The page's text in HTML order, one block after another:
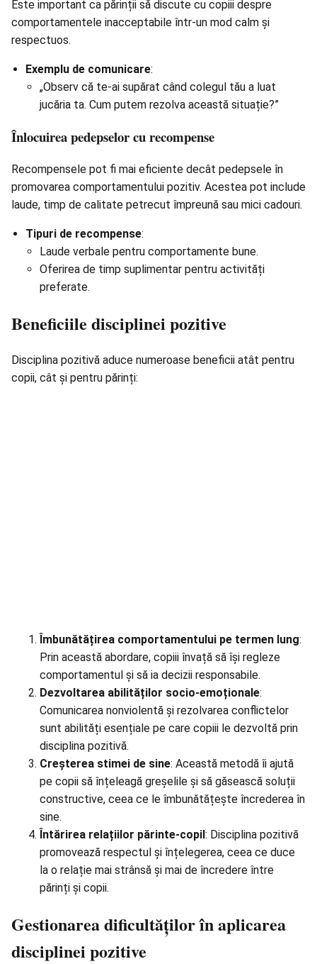
Este important ca părinții să discute cu copiii despre
comportamentele inacceptabile într-un mod calm și
respectuos.
Exemplu de comunicare:
„Observ că te-ai supărat când colegul tău a luat
jucăria ta. Cum putem rezolva această situație?”
Înlocuirea pedepselor cu recompense
Recompensele pot fi mai eficiente decât pedepsele în
promovarea comportamentului pozitiv. Acestea pot include
laude, timp de calitate petrecut împreună sau mici cadouri.
Tipuri de recompense:
Laude verbale pentru comportamente bune.
Oferirea de timp suplimentar pentru activități
preferate.
Beneficiile disciplinei pozitive
Disciplina pozitivă aduce numeroase beneficii atât pentru
copii, cât și pentru părinți:
Îmbunătățirea comportamentului pe termen lung:
Prin această abordare, copiii învață să își regleze
comportamentul și să ia decizii responsabile.
Dezvoltarea abilităților socio-emoționale:
Comunicarea nonviolentă și rezolvarea conflictelor
sunt abilități esențiale pe care copiii le dezvoltă prin
disciplina pozitivă.
Creșterea stimei de sine: Această metodă îi ajută
pe copii să înțeleagă greșelile și să găsească soluții
constructive, ceea ce le îmbunătățește încrederea în
sine.
Întărirea relațiilor părinte-copil: Disciplina pozitivă
promovează respectul și înțelegerea, ceea ce duce
la o relație mai strânsă și mai de încredere între
părinți și copii.
Gestionarea dificultăților în aplicarea
disciplinei pozitive